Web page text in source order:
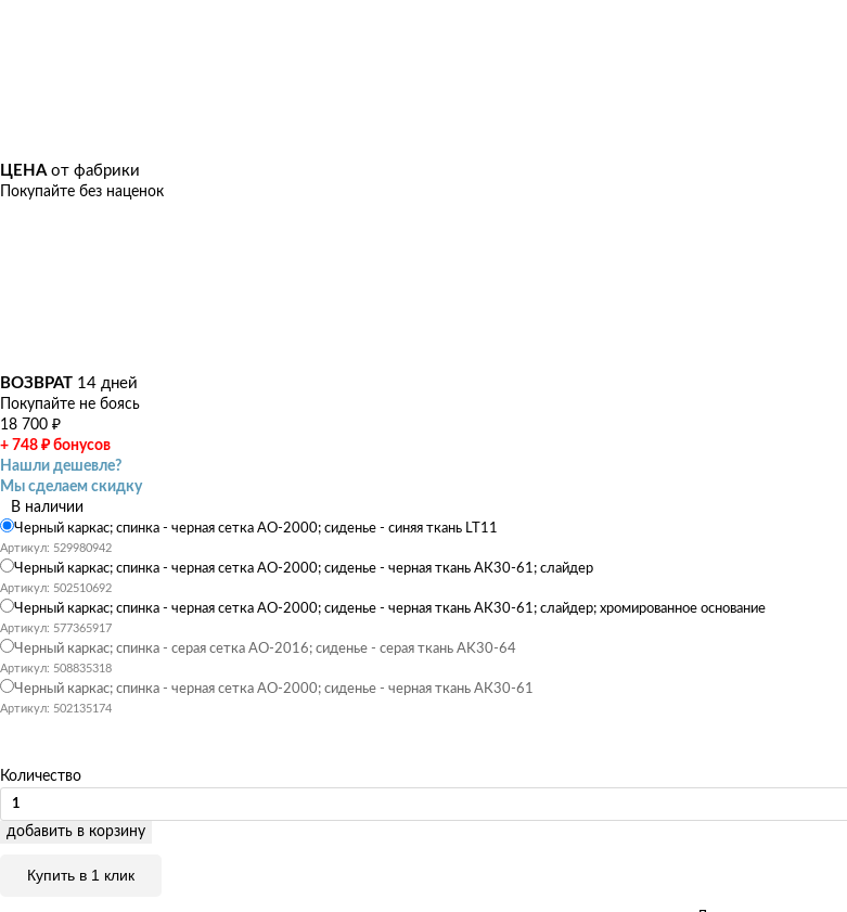
ЦЕНА от фабрики
Покупайте без наценок
ВОЗВРАТ 14 дней
Покупайте не боясь
18 700 ₽
+ 748 ₽бонусов
Нашли дешевле?
Мы сделаем скидку
В наличии
Черный каркас; спинка - черная сетка АО-2000; сиденье - синяя ткань LT11
Артикул: 529980942
Черный каркас; спинка - черная сетка АО-2000; сиденье - черная ткань АК30-61; слайдер
Артикул: 502510692
Черный каркас; спинка - черная сетка АО-2000; сиденье - черная ткань АК30-61; слайдер; хромированное основание
Артикул: 577365917
Черный каркас; спинка - серая сетка АО-2016; сиденье - серая ткань AK30-64
Артикул: 508835318
Черный каркас; спинка - черная сетка АО-2000; сиденье - черная ткань АК30-61
Артикул: 502135174
Количество
добавить в корзину
Купить в 1 клик